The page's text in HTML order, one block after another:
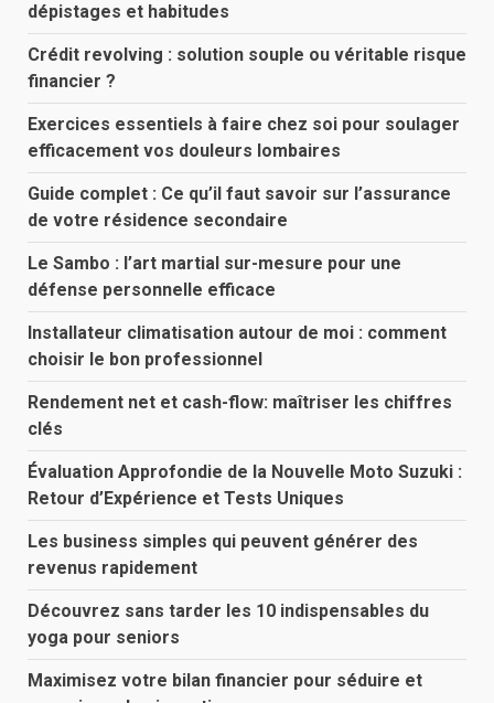
dépistages et habitudes
Crédit revolving : solution souple ou véritable risque
financier ?
Exercices essentiels à faire chez soi pour soulager
efficacement vos douleurs lombaires
Guide complet : Ce qu’il faut savoir sur l’assurance
de votre résidence secondaire
Le Sambo : l’art martial sur-mesure pour une
défense personnelle efficace
Installateur climatisation autour de moi : comment
choisir le bon professionnel
Rendement net et cash-flow: maîtriser les chiffres
clés
Évaluation Approfondie de la Nouvelle Moto Suzuki :
Retour d’Expérience et Tests Uniques
Les business simples qui peuvent générer des
revenus rapidement
Découvrez sans tarder les 10 indispensables du
yoga pour seniors
Maximisez votre bilan financier pour séduire et